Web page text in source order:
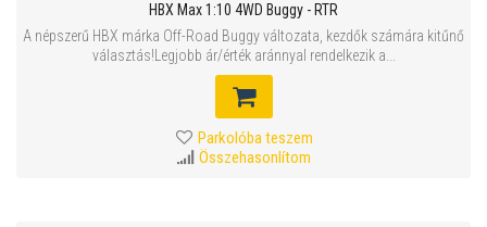
HBX Max 1:10 4WD Buggy - RTR
A népszerű HBX márka Off-Road Buggy változata, kezdők számára kitűnő
választás!Legjobb ár/érték aránnyal rendelkezik a...
Parkolóba teszem
Összehasonlítom